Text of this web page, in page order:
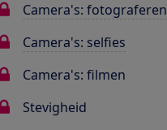
Camera's: fotograferen
Camera's: selfies
Camera's: filmen
Stevigheid